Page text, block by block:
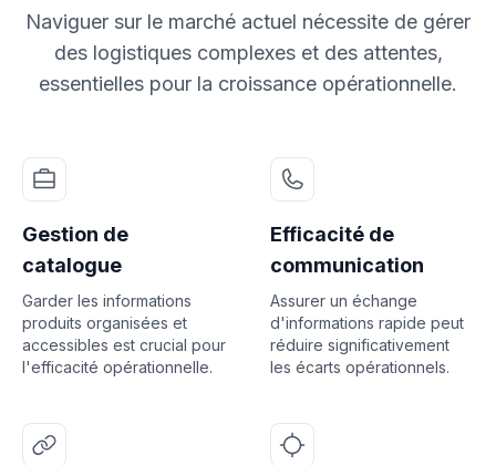
Naviguer sur le marché actuel nécessite de gérer
des logistiques complexes et des attentes,
essentielles pour la croissance opérationnelle.
Gestion de
catalogue
Garder les informations
produits organisées et
accessibles est crucial pour
l'efficacité opérationnelle.
Efficacité de
communication
Assurer un échange
d'informations rapide peut
réduire significativement
les écarts opérationnels.